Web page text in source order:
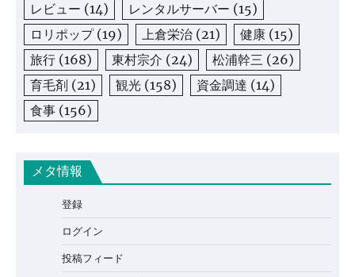
レビュー (14) レンタルサーバー (15)
ロリポップ(19) 上倉栄治 (21) 健康 (15)
旅行 (168) 東村宗介 (24) 松浦幹三 (26)
育毛剤 (21) 観光 (158) 資金調達 (14)
食事 (156)
メタ情報
登録
ログイン
投稿フィード